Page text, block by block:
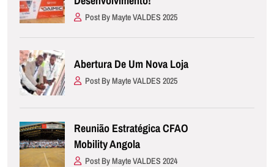
Post By Mayte VALDES 2025
Abertura De Um Nova Loja
Post By Mayte VALDES 2025
Reunião Estratégica CFAO
Mobility Angola
Post By Mayte VALDES 2024